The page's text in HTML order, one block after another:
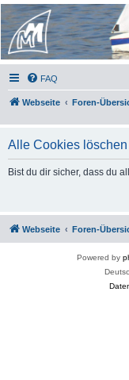
Micro Magic
Deutschland
FAQ
Webseite Foren-
Alle Cookies löschen
Bist du dir sicher, dass du
Webseite Foren-
Powered by